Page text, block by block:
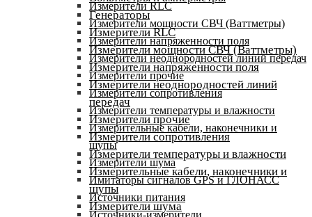
Измерители RLC
Измерители мощности СВЧ (Ваттметры)
Измерители напряженности поля
Измерители неоднородностей линий передач
Измерители прочие
Измерители сопротивления
Измерители температуры и влажности
Измерительные кабели, наконечники и
щупы
Измерители шума
Имитаторы сигналов GPS и ГЛОНАСС
Источники питания
Источники-измерители
Генераторы
Измерители RLC
Измерители мощности СВЧ (Ваттметры)
Измерители напряженности поля
Измерители неоднородностей линий
передач
Измерители прочие
Измерители сопротивления
Измерители температуры и влажности
Измерительные кабели, наконечники и
щупы
Измерители шума